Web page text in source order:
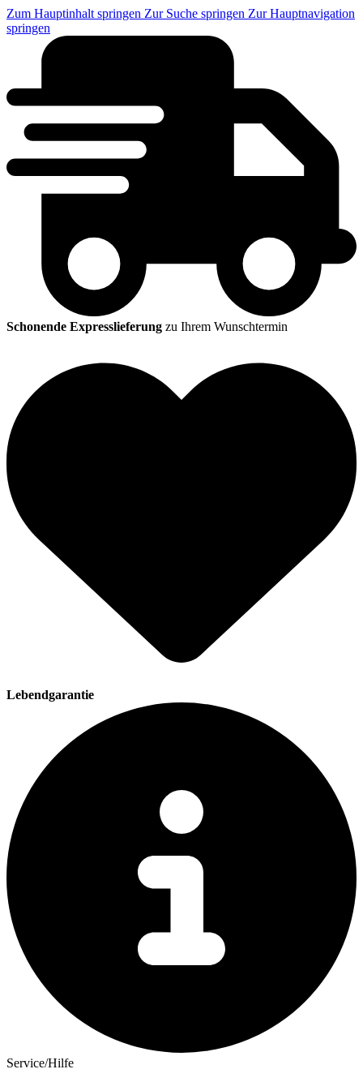
Zum Hauptinhalt springen Zur Suche springen Zur Hauptnavigation
springen
Schonende Expresslieferung zu Ihrem Wunschtermin
Lebendgarantie
Service/Hilfe